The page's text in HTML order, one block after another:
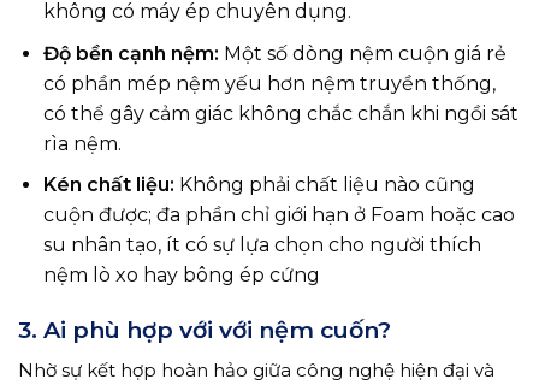
không có máy ép chuyên dụng.
Độ bền cạnh nệm: Một số dòng nệm cuộn giá rẻ
có phần mép nệm yếu hơn nệm truyền thống,
có thể gây cảm giác không chắc chắn khi ngồi sát
rìa nệm.
Kén chất liệu: Không phải chất liệu nào cũng
cuộn được; đa phần chỉ giới hạn ở Foam hoặc cao
su nhân tạo, ít có sự lựa chọn cho người thích
nệm lò xo hay bông ép cứng
3. Ai phù hợp với với nệm cuốn?
Nhờ sự kết hợp hoàn hảo giữa công nghệ hiện đại và